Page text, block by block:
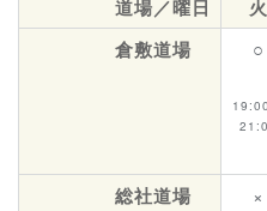
道場／曜日 火
倉敷道場
○
総社道場 ×